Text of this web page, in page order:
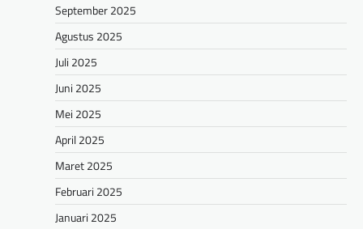
September 2025
Agustus 2025
Juli 2025
Juni 2025
Mei 2025
April 2025
Maret 2025
Februari 2025
Januari 2025